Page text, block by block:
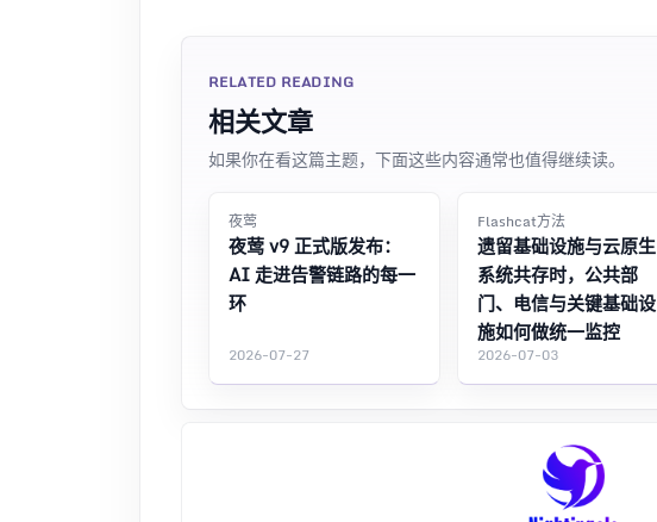
RELATED READING
相关文章
如果你在看这篇主题，下面这些内容通常也值得继续读。
夜莺
夜莺 v9 正式版发布：
AI 走进告警链路的每一
环
2026-07-27
Flashcat方法
遗留基础设施与云原生
系统共存时，公共部
门、电信与关键基础设
施如何做统一监控
2026-07-03